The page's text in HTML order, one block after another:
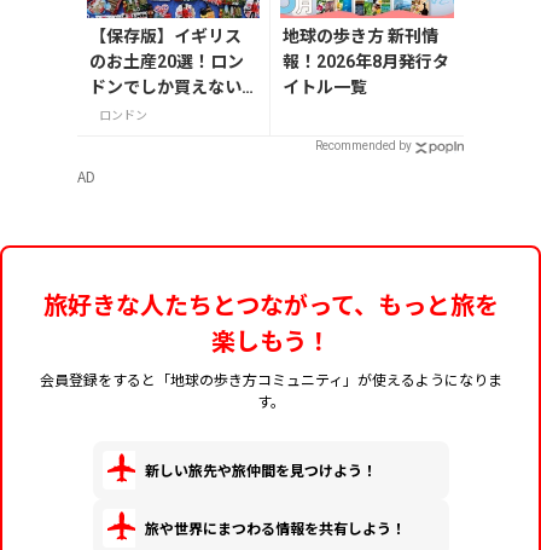
【保存版】イギリス
のお土産20選！ロン
ドンでしか買えない
雑貨/お菓子/紅茶まで
ロンドン
地球の歩き方 新刊情
報！2026年8月発行タ
イトル一覧
Recommended by
AD
旅好きな人たちとつながって、もっと旅を
楽しもう！
会員登録をすると「地球の歩き方コミュニティ」が使えるようになりま
す。
新しい旅先や旅仲間を見つけよう！
旅や世界にまつわる情報を共有しよう！